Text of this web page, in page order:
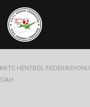
KKTC HENTBOL FEDERASYONU
ÖAH